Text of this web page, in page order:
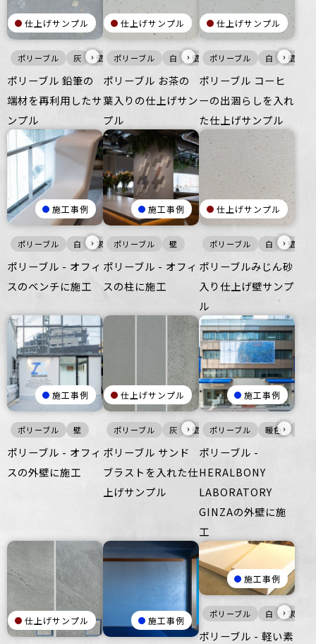
仕上げサンプル
ポリーブル 灰 壁
›
ポリーブル 鉛筆の
端材を再利用したサ
ンプル
仕上げサンプル
ポリーブル 白 壁 床
›
ポリーブル お茶の
葉入りの仕上げサン
プル
仕上げサンプル
ポリーブル 白 壁
›
ポリーブル コーヒ
ーの出涸らしを入れ
た仕上げサンプル
施工事例
ポリーブル 白 家具・什器 インテリア
›
ポリーブル - オフィ
スのベンチに施工
施工事例
ポリーブル 壁
ポリーブル - オフィ
スの柱に施工
仕上げサンプル
ポリーブル 白 壁
›
ポリーブルみじん砂
入り仕上げ壁サンプ
ル
施工事例
ポリーブル 壁
ポリーブル - オフィ
スの外壁に施工
仕上げサンプル
ポリーブル 灰 壁 床
›
ポリーブル サンド
ブラストを入れた仕
上げサンプル
施工事例
ポリーブル 暖色›
ポリーブル -
HERALBONY
LABORATORY
GINZAの外壁に施
工
仕上げサンプル 施工事例
施工事例
ポリーブル 白 家具・
›
ポリーブル - 軽い素